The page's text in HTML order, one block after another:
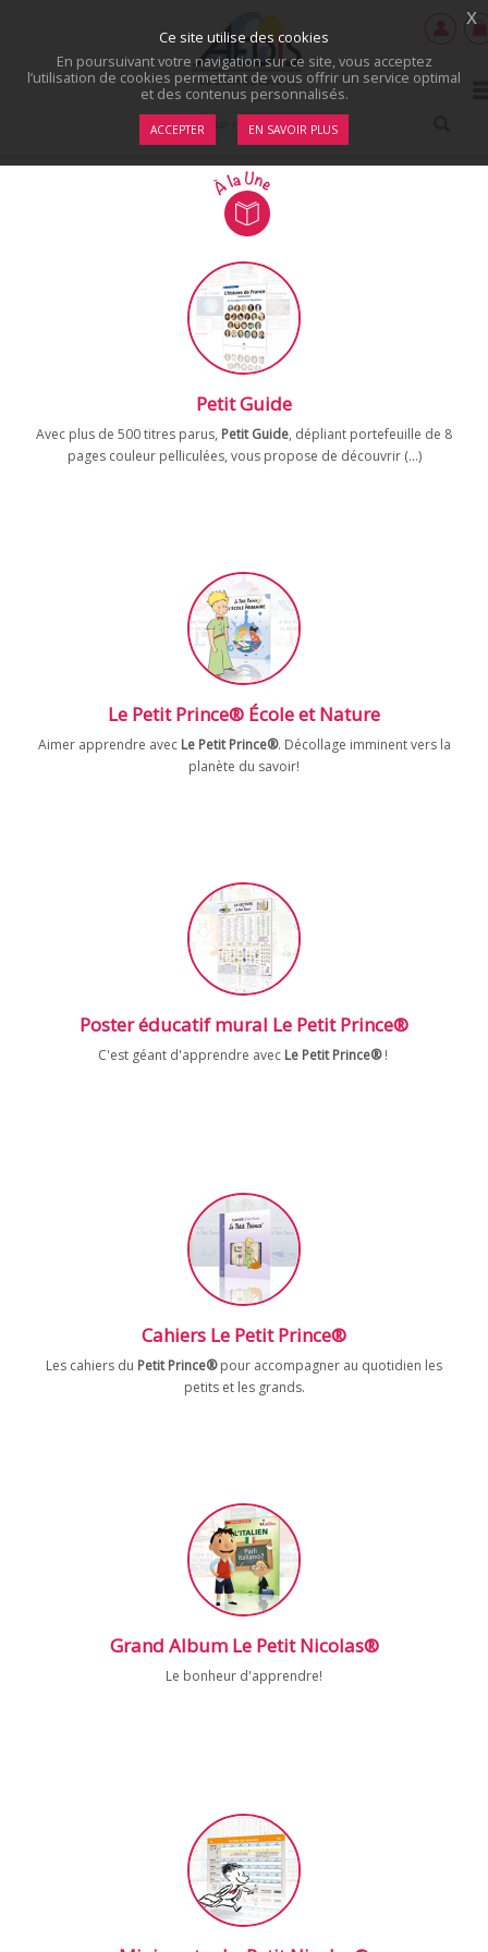
Petit Guide
Avec plus de 500 titres parus, Petit Guide, dépliant portefeuille de 8
pages couleur pelliculées, vous propose de découvrir (...)
Le Petit Prince® École et Nature
Aimer apprendre avec Le Petit Prince®. Décollage imminent vers la
planète du savoir!
Poster éducatif mural Le Petit Prince®
C'est géant d'apprendre avec Le Petit Prince®!
Cahiers Le Petit Prince®
Les cahiers du Petit Prince®pour accompagner au quotidien les
petits et les grands.
Grand Album Le Petit Nicolas®
Le bonheur d'apprendre!
Ce site utilise des cookies
En poursuivant votre navigation sur ce site, vous acceptez
l’utilisation de cookies permettant de vous offrir un service optimal
et des contenus personnalisés.
ACCEPTER EN SAVOIR PLUS
x